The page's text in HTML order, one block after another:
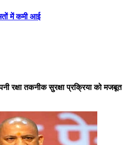
में कमी आई
रक्षा तकनीक सुरक्षा प्रक्रिया को मजबूत